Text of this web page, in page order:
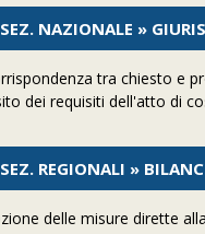
NAZIONALE »
tra chiesto e
dei requisiti dell'atto di
REGIONALI »
delle misure dirette